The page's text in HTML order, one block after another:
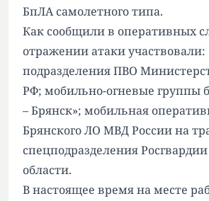
БпЛА самолетного типа.
Как сообщили в оперативных
отражении атаки участвовали:
подразделения ПВО
РФ; мобильно-огневые группы
– Брянск»; мобильная
Брянского ЛО МВД России на
спецподразделения
области.
В настоящее время на месте